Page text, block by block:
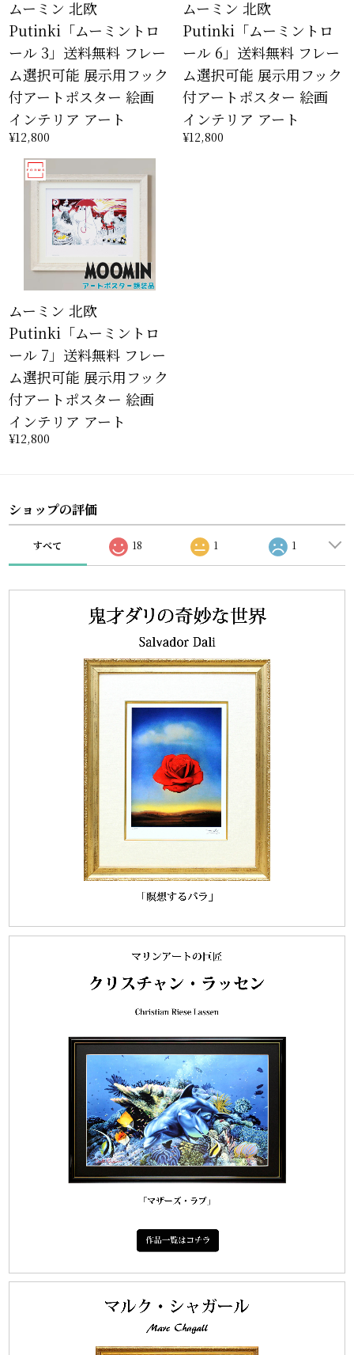
ムーミン 北欧
Putinki「ムーミントロ
ール 3」送料無料 フレー
ム選択可能 展示用フック
付アートポスター 絵画
インテリア アート
¥12,800
ムーミン 北欧
Putinki「ムーミントロ
ール 6」送料無料 フレー
ム選択可能 展示用フック
付アートポスター 絵画
インテリア アート
¥12,800
ムーミン 北欧
Putinki「ムーミントロ
ール 7」送料無料 フレー
ム選択可能 展示用フック
付アートポスター 絵画
インテリア アート
¥12,800
ショップの評価
すべて 18 1 1